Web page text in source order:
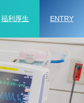
福利厚生 ENTRY